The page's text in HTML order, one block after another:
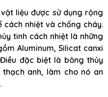
liệu được sử dụng rộng
nhiệt và chống cháy.
tinh cách nhiệt là những
Aluminum, Silicat canxi
đặc biệt là bông thủy
anh, làm cho nó an